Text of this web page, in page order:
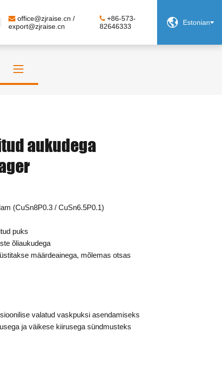
office@zjraise.cn /
export@zjraise.cn
+86-573-
82646333
 Estonian
aukudega
(CuSn8P0.3 / CuSn6.5P0.1)
puks
õliaukudega
määrdeainega, mõlemas otsas
valatud vaskpuksi asendamiseks
ja väikese kiirusega sündmusteks